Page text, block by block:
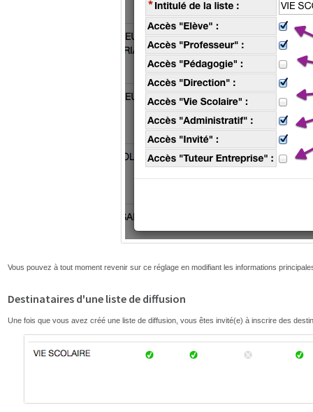
Vous pouvez à tout moment revenir sur ce réglage en modifiant les informations
Destinataires d'une liste de diffusion
Une fois que vous avez créé une liste de diffusion, vous êtes invité(e) à inscrire des